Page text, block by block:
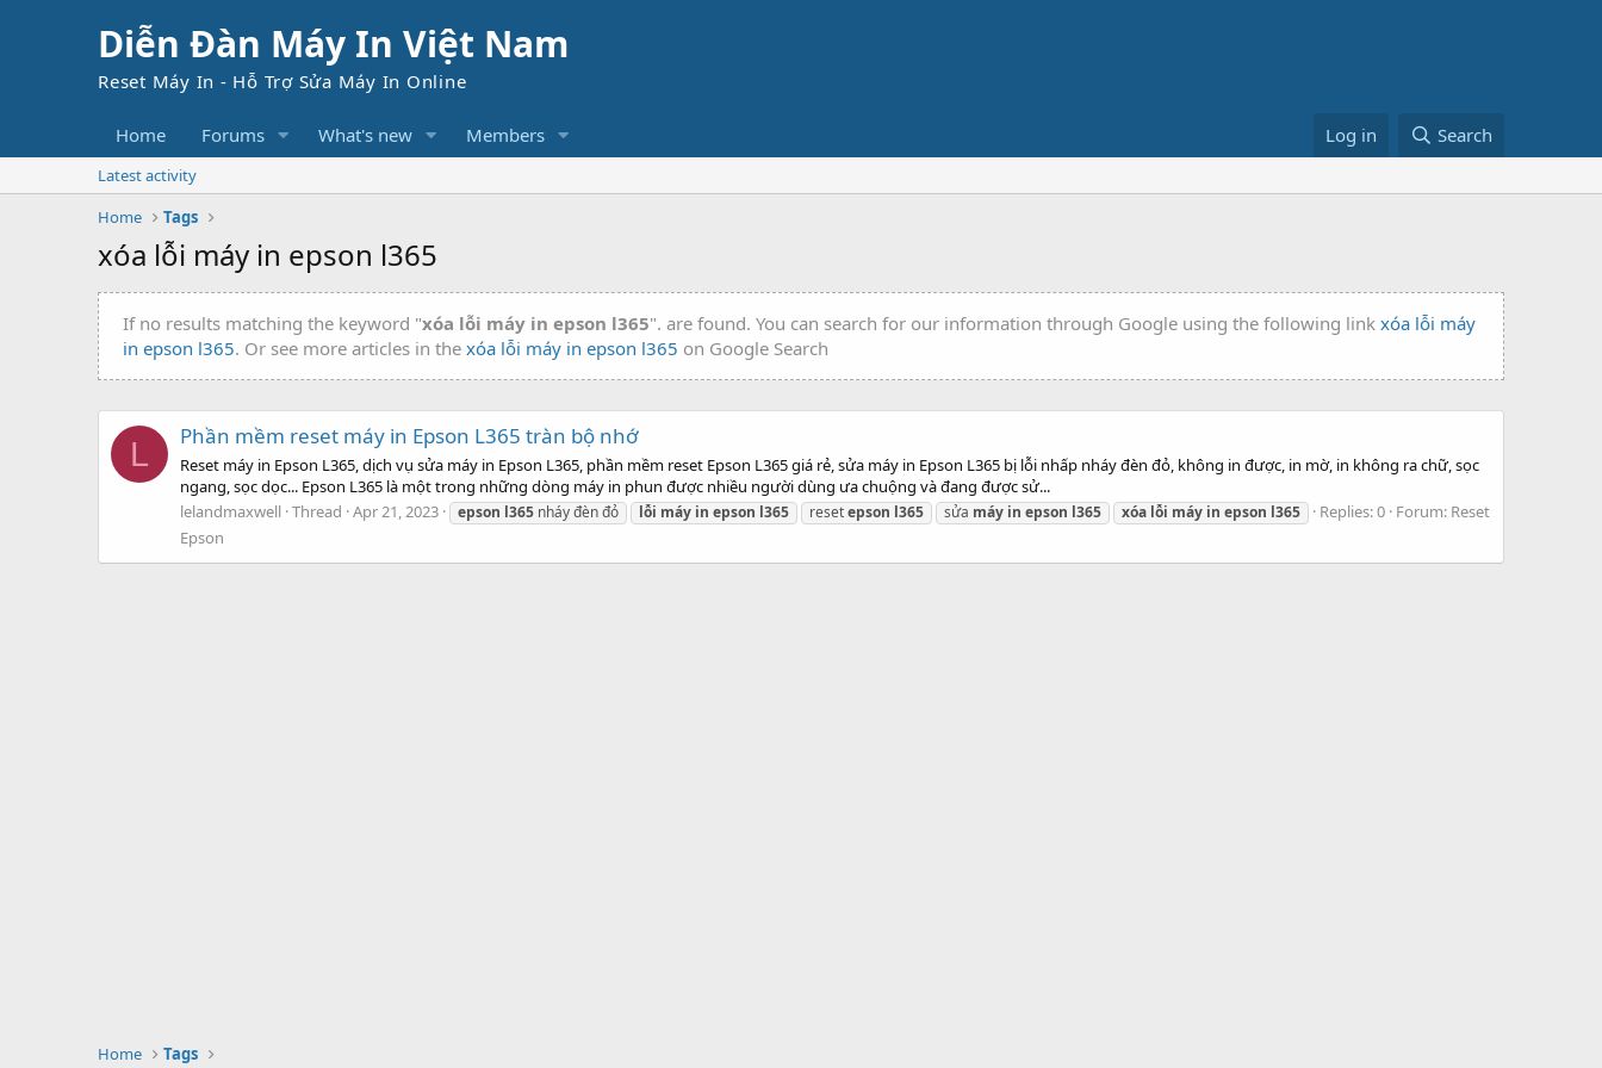
Diễn Đàn Máy In Việt Nam
Reset Máy In - Hỗ Trợ Sửa Máy In Online
Home Forums What's new Members Log in Search
Latest activity
Home
Tags
xóa lỗi máy in epson l365
If no results matching the keyword "xóa lỗi máy in epson l365". are found. You can search for our information through Google using the following link xóa lỗi máy
in epson l365. Or see more articles in the xóa lỗi máy in epson l365 on Google Search
L Phần mềm reset máy in Epson L365 tràn bộ nhớ
Reset máy in Epson L365, dịch vụ sửa máy in Epson L365, phần mềm reset Epson L365 giá rẻ, sửa máy in Epson L365 bị lỗi nhấp nháy đèn đỏ, không in được, in mờ, in không ra chữ, sọc
ngang, sọc dọc... Epson L365 là một trong những dòng máy in phun được nhiều người dùng ưa chuộng và đang được sử...
lelandmaxwell Thread Apr 21, 2023 epson l365 nháy đèn đỏ lỗi máy in epson l365 resetepson l365 sửa máy in epson l365 xóa lỗi máy in epson l365 Replies: 0 Forum: Reset
Epson
Home Tags